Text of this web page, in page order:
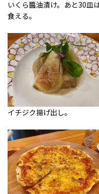
いくら醬油漬け。あと30皿
食える。
イチジク揚げ出し。